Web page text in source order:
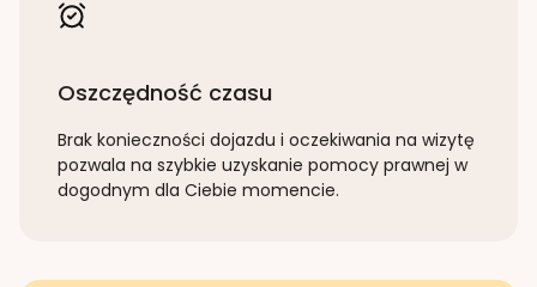
Oszczędność czasu
Brak konieczności dojazdu i oczekiwania na wizytę
pozwala na szybkie uzyskanie pomocy prawnej w
dogodnym dla Ciebie momencie.